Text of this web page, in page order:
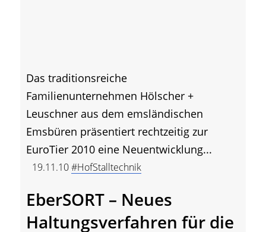
Das traditionsreiche
Familienunternehmen Hölscher +
Leuschner aus dem emsländischen
Emsbüren präsentiert rechtzeitig zur
EuroTier 2010 eine Neuentwicklung...
19.11.10#HofStalltechnik
EberSORT – Neues
Haltungsverfahren für die